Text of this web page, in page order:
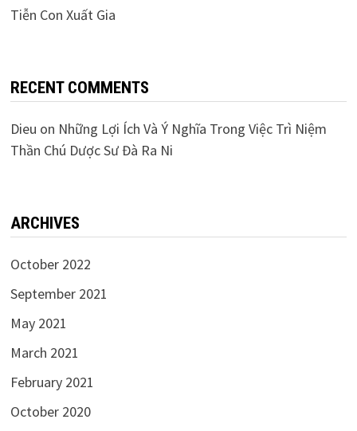
Tiễn Con Xuất Gia
RECENT COMMENTS
Dieu on Những Lợi Ích Và Ý Nghĩa Trong Việc Trì Niệm
Thần Chú Dược Sư Đà Ra Ni
ARCHIVES
October 2022
September 2021
May 2021
March 2021
February 2021
October 2020